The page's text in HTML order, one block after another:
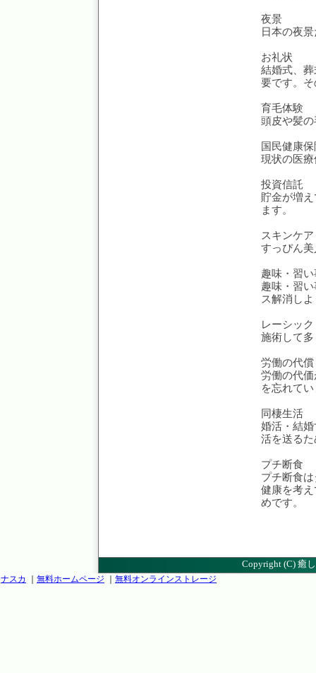
夜景
日本の夜
お礼状
結婚式、
要です。
育毛体験
頭皮や髪
国民健康保
現状の医
投資信託
貯金が増
ます。
スキンケア
すっぴん
趣味・習い
趣味・習
ス解消し
レーシック
施術して
労働の代償
労働の代
を忘れて
同棲生活
婚活・結
活を送る
プチ断食
プチ断食
健康を考
めです。
Copyright (C) 癒
ナスカ
無料ホームページ 無料オンラインストレージ